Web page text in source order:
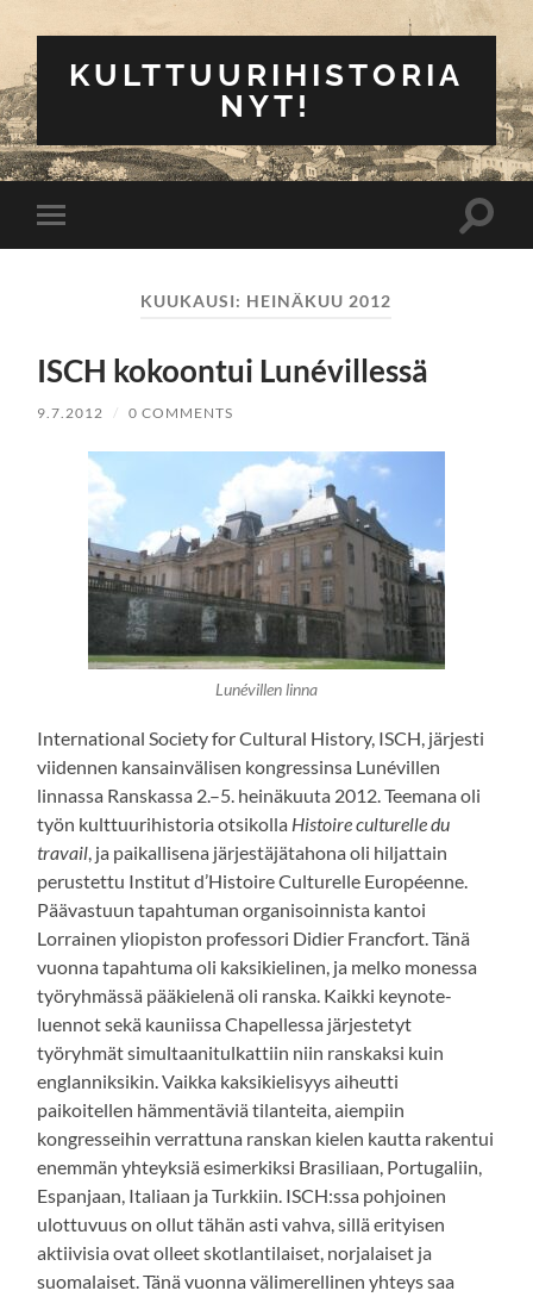
KULTTUURIHISTORIA
NYT!
Toggle
mobile
Toggle
KUUKAUSI: HEINÄKUU 2012
ISCH kokoontui Lunévillessä
9.7.2012 / 0 COMMENTS
Lunévillen linna
International Society for Cultural History, ISCH, järjesti
viidennen kansainvälisen kongressinsa Lunévillen
linnassa Ranskassa 2.–5. heinäkuuta 2012. Teemana oli
työn kulttuurihistoria otsikolla Histoire culturelle du
travail, ja paikallisena järjestäjätahona oli hiljattain
perustettu Institut d’Histoire Culturelle Européenne.
Päävastuun tapahtuman organisoinnista kantoi
Lorrainen yliopiston professori Didier Francfort. Tänä
vuonna tapahtuma oli kaksikielinen, ja melko monessa
työryhmässä pääkielenä oli ranska. Kaikki keynote-
luennot sekä kauniissa Chapellessa järjestetyt
työryhmät simultaanitulkattiin niin ranskaksi kuin
englanniksikin. Vaikka kaksikielisyys aiheutti
paikoitellen hämmentäviä tilanteita, aiempiin
kongresseihin verrattuna ranskan kielen kautta rakentui
enemmän yhteyksiä esimerkiksi Brasiliaan, Portugaliin,
Espanjaan, Italiaan ja Turkkiin. ISCH:ssa pohjoinen
ulottuvuus on ollut tähän asti vahva, sillä erityisen
aktiivisia ovat olleet skotlantilaiset, norjalaiset ja
suomalaiset. Tänä vuonna välimerellinen yhteys saa